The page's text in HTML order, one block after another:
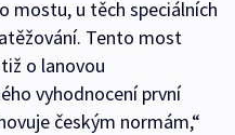
mostu, u těch speciálních
Tento most
o lanovou
vyhodnocení první
českým normám,“